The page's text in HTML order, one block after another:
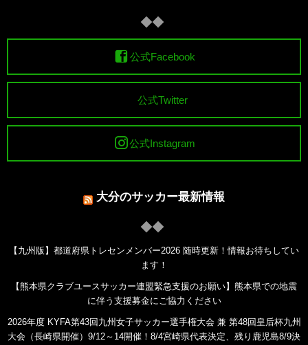
公式Facebook
公式Twitter
公式Instagram
大分のサッカー最新情報
【九州版】都道府県トレセンメンバー2026 随時更新！情報お待ちしてい
ます！
【熊本県クラブユースサッカー連盟緊急支援のお願い】熊本県での地震
に伴う支援募金にご協力ください
2026年度 KYFA第43回九州女子サッカー選手権大会 兼 第48回皇后杯九州
大会（長崎県開催）9/12～14開催！8/4宮崎県代表決定、残り鹿児島8/9決